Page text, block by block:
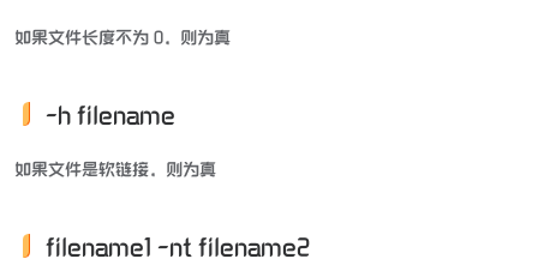
如果文件长度不为 0，则为真
-h filename
如果文件是软链接，则为真
filename1 -nt filename2